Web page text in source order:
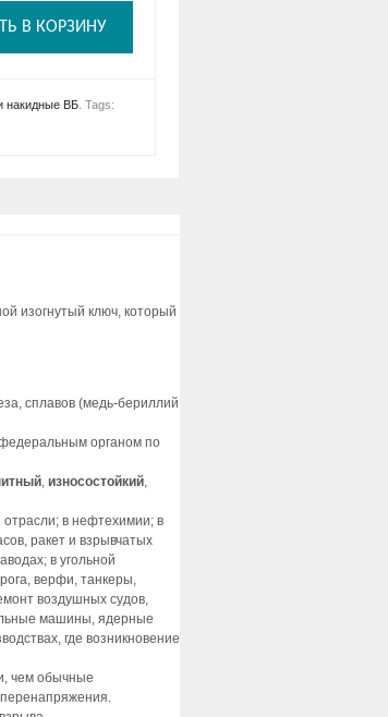
В КОРЗИНУ
накидные ВБ Tags:
изогнутый ключ, который
сплавов (медь-бериллий
органом по
, износостойкий,
отрасли; в нефтехимии; в
ракет и взрывчатых
в угольной
верфи, танкеры,
воздушных судов,
машины, ядерные
где возникновение
чем обычные
перенапряжения.